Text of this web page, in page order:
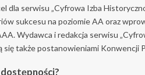
dla serwisu „Cyfrowa Izba
sukcesu na poziomie AA oraz
Wydawca i redakcja serwisu
się także postanowieniami